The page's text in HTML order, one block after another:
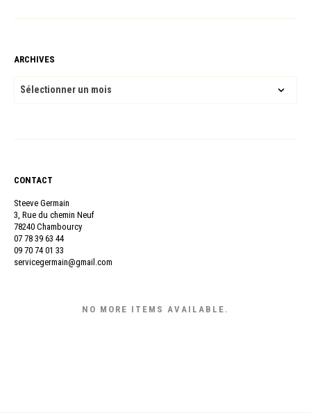
ARCHIVES
ARCHIVES
CONTACT
Steeve Germain
3, Rue du chemin Neuf
78240 Chambourcy
07 78 39 63 44
09 70 74 01 33
servicegermain@gmail.com
NO MORE ITEMS AVAILABLE.